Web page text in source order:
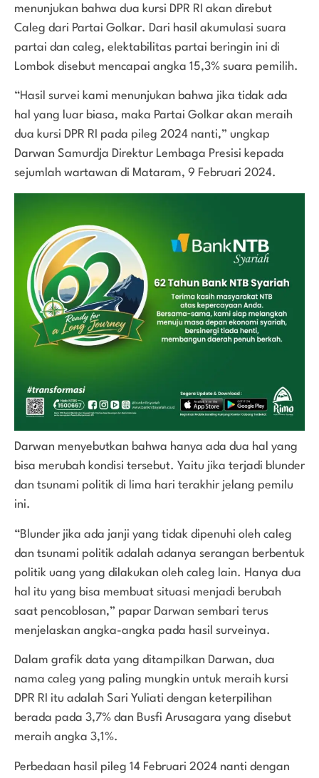
menunjukan bahwa dua kursi DPR RI akan direbut
Caleg dari Partai Golkar. Dari hasil akumulasi suara
partai dan caleg, elektabilitas partai beringin ini di
Lombok disebut mencapai angka 15,3% suara pemilih.
“Hasil survei kami menunjukan bahwa jika tidak ada
hal yang luar biasa, maka Partai Golkar akan meraih
dua kursi DPR RI pada pileg 2024 nanti,” ungkap
Darwan Samurdja Direktur Lembaga Presisi kepada
sejumlah wartawan di Mataram, 9 Februari 2024.
Darwan menyebutkan bahwa hanya ada dua hal yang
bisa merubah kondisi tersebut. Yaitu jika terjadi blunder
dan tsunami politik di lima hari terakhir jelang pemilu
ini.
“Blunder jika ada janji yang tidak dipenuhi oleh caleg
dan tsunami politik adalah adanya serangan berbentuk
politik uang yang dilakukan oleh caleg lain. Hanya dua
hal itu yang bisa membuat situasi menjadi berubah
saat pencoblosan,” papar Darwan sembari terus
menjelaskan angka-angka pada hasil surveinya.
Dalam grafik data yang ditampilkan Darwan, dua
nama caleg yang paling mungkin untuk meraih kursi
DPR RI itu adalah Sari Yuliati dengan keterpilihan
berada pada 3,7% dan Busfi Arusagara yang disebut
meraih angka 3,1%.
Perbedaan hasil pileg 14 Februari 2024 nanti dengan